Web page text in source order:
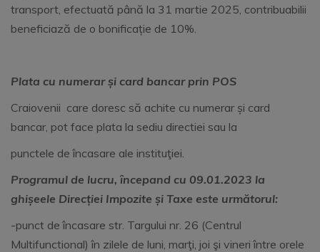
transport, efectuată până la 31 martie 2025, contribuabilii
beneficiază de o bonificație de 10%.
Plata cu numerar și card bancar prin POS
Craiovenii care doresc să achite cu numerar și card
bancar, pot face plata la sediu directiei sau la
punctele de încasare ale instituţiei.
Programul de lucru, ȋncepand cu 09.01.2023 la
ghișeele Direcției Impozite și Taxe este următorul:
-punct de încasare str. Targului nr. 26 (Centrul
Multifunctional) în zilele de luni, marţi, joi şi vineri între orele